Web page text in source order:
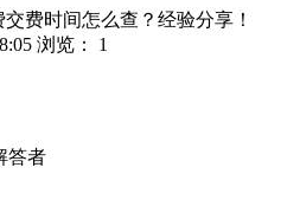
费时间怎么查？经验分享！
浏览： 1
答者